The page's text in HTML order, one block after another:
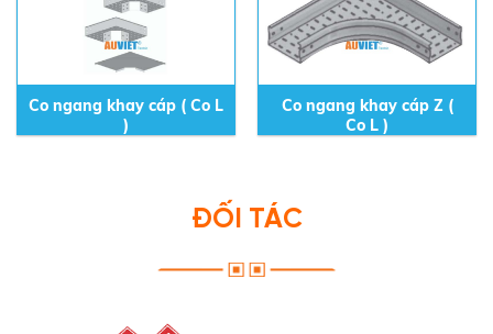
Co ngang khay cáp ( Co L
)
Co ngang khay cáp Z (
Co L )
ĐỐI TÁC